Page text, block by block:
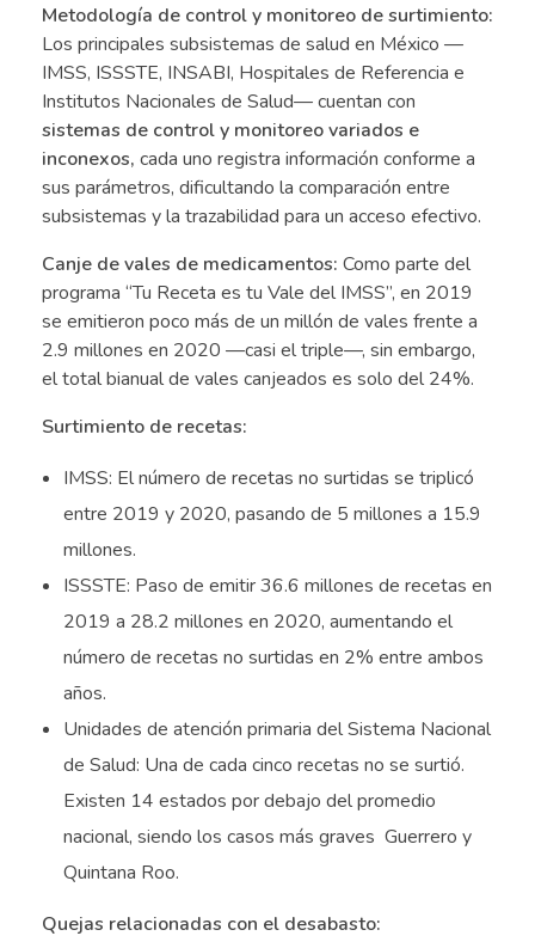
Metodología de control y monitoreo de surtimiento:
Los principales subsistemas de salud en México —
IMSS, ISSSTE, INSABI, Hospitales de Referencia e
Institutos Nacionales de Salud— cuentan con
sistemas de control y monitoreo variados e
inconexos, cada uno registra información conforme a
sus parámetros, dificultando la comparación entre
subsistemas y la trazabilidad para un acceso efectivo.
Canje de vales de medicamentos: Como parte del
programa “Tu Receta es tu Vale del IMSS”, en 2019
se emitieron poco más de un millón de vales frente a
2.9 millones en 2020 —casi el triple—, sin embargo,
el total bianual de vales canjeados es solo del 24%.
Surtimiento de recetas:
IMSS: El número de recetas no surtidas se triplicó
entre 2019 y 2020, pasando de 5 millones a 15.9
millones.
ISSSTE: Paso de emitir 36.6 millones de recetas en
2019 a 28.2 millones en 2020, aumentando el
número de recetas no surtidas en 2% entre ambos
años.
Unidades de atención primaria del Sistema Nacional
de Salud: Una de cada cinco recetas no se surtió.
Existen 14 estados por debajo del promedio
nacional, siendo los casos más graves Guerrero y
Quintana Roo.
Quejas relacionadas con el desabasto: